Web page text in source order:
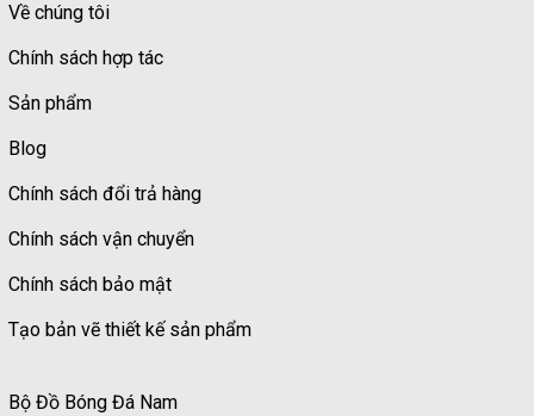
Về chúng tôi
Chính sách hợp tác
Sản phẩm
Blog
Chính sách đổi trả hàng
Chính sách vận chuyển
Chính sách bảo mật
Tạo bản vẽ thiết kế sản phẩm
Bộ Đồ Bóng Đá Nam